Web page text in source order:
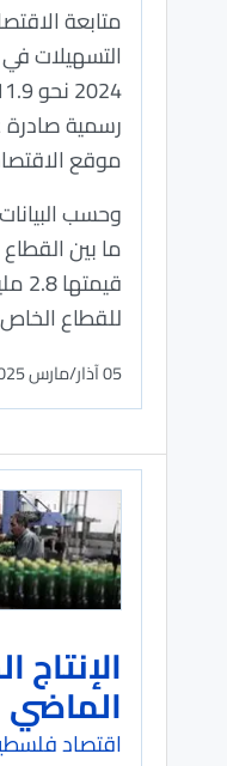
متابعة
التسهيلات
رسمية
موقع
وحسب
ما بين
للقطاع
05 آذار/مارس 2025
الإنتاج
الماضي
اقتصاد